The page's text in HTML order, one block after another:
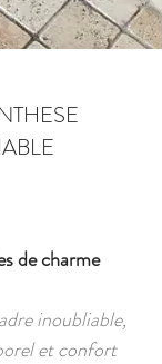
de charme
inoubliable,
et confort